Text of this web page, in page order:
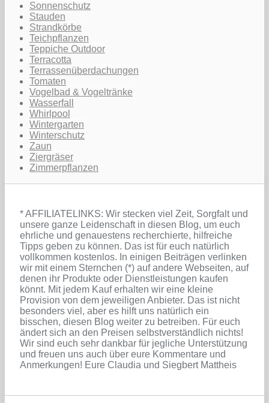
Sonnenschutz
Stauden
Strandkörbe
Teichpflanzen
Teppiche Outdoor
Terracotta
Terrassenüberdachungen
Tomaten
Vogelbad & Vogeltränke
Wasserfall
Whirlpool
Wintergarten
Winterschutz
Zaun
Ziergräser
Zimmerpflanzen
* AFFILIATELINKS: Wir stecken viel Zeit, Sorgfalt und
unsere ganze Leidenschaft in diesen Blog, um euch
ehrliche und genauestens recherchierte, hilfreiche
Tipps geben zu können. Das ist für euch natürlich
vollkommen kostenlos. In einigen Beiträgen verlinken
wir mit einem Sternchen (*) auf andere Webseiten, auf
denen ihr Produkte oder Dienstleistungen kaufen
könnt. Mit jedem Kauf erhalten wir eine kleine
Provision von dem jeweiligen Anbieter. Das ist nicht
besonders viel, aber es hilft uns natürlich ein
bisschen, diesen Blog weiter zu betreiben. Für euch
ändert sich an den Preisen selbstverständlich nichts!
Wir sind euch sehr dankbar für jegliche Unterstützung
und freuen uns auch über eure Kommentare und
Anmerkungen! Eure Claudia und Siegbert Mattheis